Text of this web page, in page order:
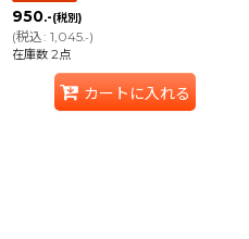
950.-(税別)
(税込: 1,045.-)
在庫数 2点
カートに入れる